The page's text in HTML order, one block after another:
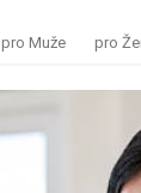
pro Muže pro